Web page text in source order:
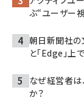
ぶ“ユーザー
朝日新聞社の
と「Edge」
なぜ経営者は
か？